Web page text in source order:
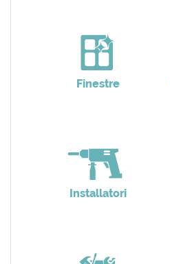
Finestre
Installatori